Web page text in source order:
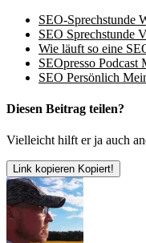
SEO-Sprechstunde
SEO Sprechstunde
Wie läuft so eine
SEOpresso
SEO Persönlich
Diesen Beitrag teilen?
Vielleicht hilft er ja auch
Link kopieren Kopiert!